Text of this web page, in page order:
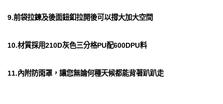
9.前袋拉鍊及後面鈕釦拉開後可以撐大加大空間
10.材質採用210D灰色三分格PU配600DPU料
11.內附防雨罩，讓您無論何種天候都能背著趴趴走